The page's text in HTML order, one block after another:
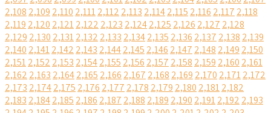
2,108 2,109 2,110 2,1112,112 2,113 2,1142,115 2,116 2,117 2,118
2,119 2,120 2,1212,122 2,123 2,1242,125 2,126 2,127 2,128
2,129 2,130 2,1312,132 2,133 2,1342,135 2,136 2,137 2,138 2,139
2,140 2,1412,142 2,143 2,1442,145 2,146 2,147 2,148 2,149 2,150
2,1512,152 2,153 2,1542,155 2,156 2,157 2,158 2,159 2,160 2,161
2,162 2,163 2,1642,165 2,166 2,167 2,168 2,169 2,170 2,1712,172
2,173 2,1742,175 2,176 2,177 2,178 2,179 2,180 2,1812,182
2,183 2,1842,185 2,186 2,187 2,188 2,189 2,190 2,1912,192 2,193